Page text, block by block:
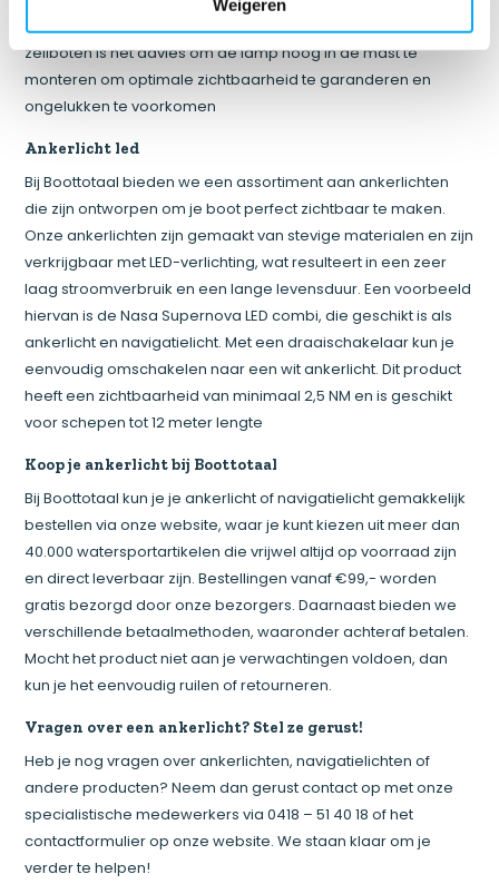
Weigeren
plaatsen of op een zo hoog mogelijke zichtbare plek. Op
zeilboten is het advies om de lamp hoog in de mast te
monteren om optimale zichtbaarheid te garanderen en
ongelukken te voorkomen
Ankerlicht led
Bij Boottotaal bieden we een assortiment aan ankerlichten
die zijn ontworpen om je boot perfect zichtbaar te maken.
Onze ankerlichten zijn gemaakt van stevige materialen en zijn
verkrijgbaar met LED-verlichting, wat resulteert in een zeer
laag stroomverbruik en een lange levensduur. Een voorbeeld
hiervan is de Nasa Supernova LED combi, die geschikt is als
ankerlicht en navigatielicht. Met een draaischakelaar kun je
eenvoudig omschakelen naar een wit ankerlicht. Dit product
heeft een zichtbaarheid van minimaal 2,5 NM en is geschikt
voor schepen tot 12 meter lengte
Koop je ankerlicht bij Boottotaal
Bij Boottotaal kun je je ankerlicht of navigatielicht gemakkelijk
bestellen via onze website, waar je kunt kiezen uit meer dan
40.000 watersportartikelen die vrijwel altijd op voorraad zijn
en direct leverbaar zijn. Bestellingen vanaf €99,- worden
gratis bezorgd door onze bezorgers. Daarnaast bieden we
verschillende betaalmethoden, waaronder achteraf betalen.
Mocht het product niet aan je verwachtingen voldoen, dan
kun je het eenvoudig ruilen of retourneren.
Vragen over een ankerlicht? Stel ze gerust!
Heb je nog vragen over ankerlichten, navigatielichten of
andere producten? Neem dan gerust contact op met onze
specialistische medewerkers via 0418 – 51 40 18 of het
contactformulier op onze website. We staan klaar om je
verder te helpen!